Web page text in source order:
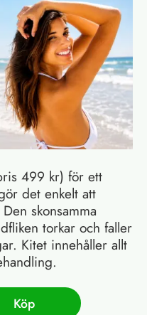
499 kr) för ett
det enkelt att
skonsamma
torkar och faller
Kitet innehåller allt
Köp